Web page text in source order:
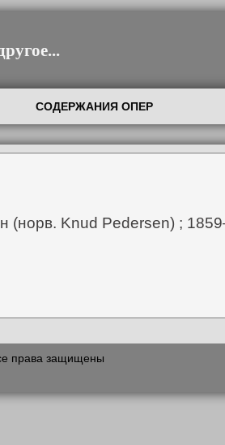
СОДЕРЖАНИЯ ОПЕР
(норв. Knud Pedersen) ;
права защищены